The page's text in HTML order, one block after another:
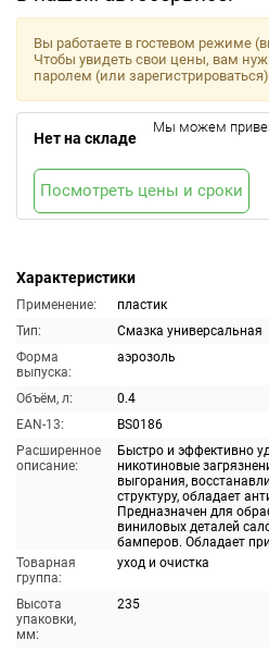
Характеристики
Применение:
пластик
Тип:
Смазка универсальная
Форма
выпуска:
аэрозоль
Объём, л:
0.4
EAN-13:
BS0186
Расширенное
описание:
Быстро и эффективно
никотиновые
выгорания,
структуру, обладает
Предназначен для
виниловых деталей
бамперов. Обладает
Товарная
группа:
уход и очистка
Высота
упаковки,
мм:
235
Вы работаете в гостевом режиме
Чтобы увидеть свои цены, вам
паролем (или
Нет на складе
Мы можем
Посмотреть цены и сроки